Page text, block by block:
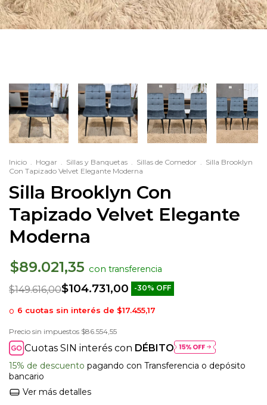
Inicio . Hogar . Sillas y Banquetas . Sillas de Comedor . Silla Brooklyn
Con Tapizado Velvet Elegante Moderna
Silla Brooklyn Con
Tapizado Velvet Elegante
Moderna
$89.021,35 con
$149.616,00$104.731,00 -30% OFF
Cuotas SIN interés con DÉBITO
Precio sin impuestos $86.554,55
6 cuotas sin interés de $17.455,17
15% de descuento pagando con Transferencia o depósito
bancario
Ver más detalles